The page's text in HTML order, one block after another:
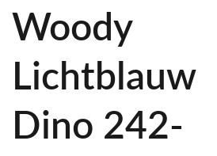
Woody
Lichtblauw
Dino 242-